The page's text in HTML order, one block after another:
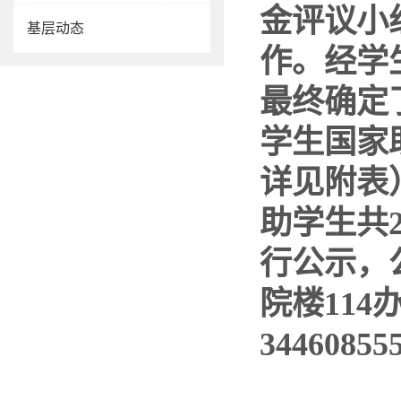
基层动态
金评议小
作。经学
最终确定
学生国家
详见附表
助学生共
行公示，
院楼114